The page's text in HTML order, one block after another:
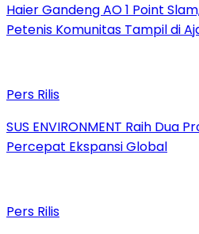
Haier Gandeng AO 1 Point
Petenis Komunitas Tampil di
Pers Rilis
SUS ENVIRONMENT Raih Dua
Percepat Ekspansi Global
Pers Rilis